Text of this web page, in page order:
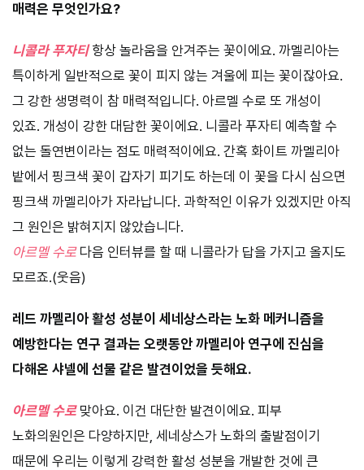
매력은 무엇인가요?
니콜라 푸자티 항상 놀라움을 안겨주는 꽃이에요. 까멜리아는
특이하게 일반적으로 꽃이 피지 않는 겨울에 피는 꽃이잖아요.
그 강한 생명력이 참 매력적입니다. 아르멜 수로 또 개성이
있죠. 개성이 강한 대담한 꽃이에요. 니콜라 푸자티 예측할 수
없는 돌연변이라는 점도 매력적이에요. 간혹 화이트 까멜리아
밭에서 핑크색 꽃이 갑자기 피기도 하는데 이 꽃을 다시 심으면
핑크색 까멜리아가 자라납니다. 과학적인 이유가 있겠지만 아직
그 원인은 밝혀지지 않았습니다.
아르멜 수로다음 인터뷰를 할 때 니콜라가 답을 가지고 올지도
모르죠.(웃음)
레드 까멜리아 활성 성분이 세네상스라는 노화 메커니즘을
예방한다는 연구 결과는 오랫동안 까멜리아 연구에 진심을
다해온 샤넬에 선물 같은 발견이었을 듯해요.
아르멜 수로 맞아요. 이건 대단한 발견이에요. 피부
노화의원인은 다양하지만, 세네상스가 노화의 출발점이기
때문에 우리는 이렇게 강력한 활성 성분을 개발한 것에 큰